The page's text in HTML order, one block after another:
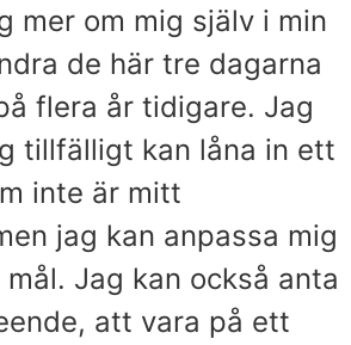
mer om mig själv i min
de här tre dagarna
flera år tidigare. Jag
tillfälligt kan låna in ett
inte är mitt
jag kan anpassa mig
Jag kan också anta
att vara på ett